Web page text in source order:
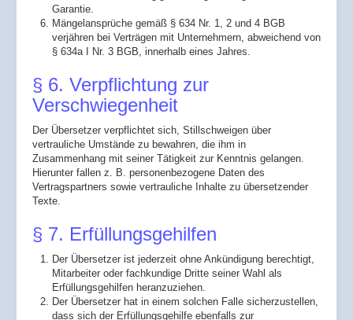
Garantie.
Mängelansprüche gemäß § 634 Nr. 1, 2 und 4 BGB
verjähren bei Verträgen mit Unternehmern, abweichend von
§ 634a I Nr. 3 BGB, innerhalb eines Jahres.
§ 6. Verpflichtung zur
Verschwiegenheit
Der Übersetzer verpflichtet sich, Stillschweigen über
vertrauliche Umstände zu bewahren, die ihm in
Zusammenhang mit seiner Tätigkeit zur Kenntnis gelangen.
Hierunter fallen z. B. personenbezogene Daten des
Vertragspartners sowie vertrauliche Inhalte zu übersetzender
Texte.
§ 7. Erfüllungsgehilfen
Der Übersetzer ist jederzeit ohne Ankündigung berechtigt,
Mitarbeiter oder fachkundige Dritte seiner Wahl als
Erfüllungsgehilfen heranzuziehen.
Der Übersetzer hat in einem solchen Falle sicherzustellen,
dass sich der Erfüllungsgehilfe ebenfalls zur